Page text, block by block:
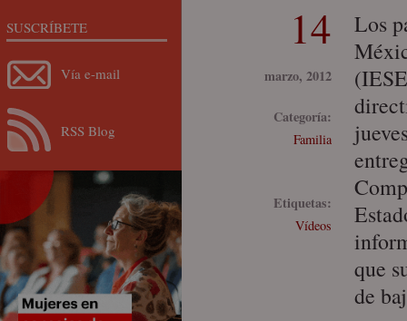
14
marzo, 2012
Categoría:
Familia
Etiquetas:
Vídeos
Los
que
de
SUSCRÍBETE
Vía e-mail
RSS Blog